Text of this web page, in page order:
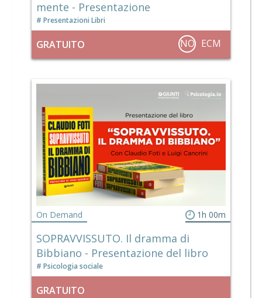
mente - Presentazione
Presentazioni Libri
GRATUITO NO ECM
On Demand 1h 00m
SOPRAVVISSUTO. Il dramma di
Bibbiano - Presentazione del libro
Psicologia sociale
GRATUITO